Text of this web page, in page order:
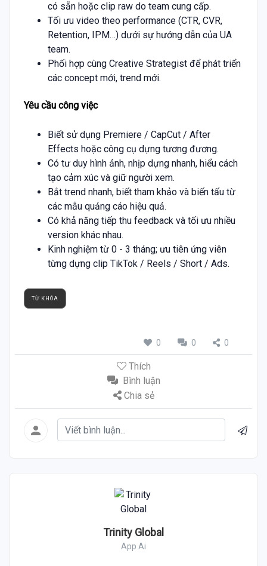
có sẵn hoặc clip raw do team cung cấp.
Tối ưu video theo performance (CTR, CVR,
Retention, IPM…) dưới sự hướng dẫn của UA
team.
Phối hợp cùng Creative Strategist để phát triển
các concept mới, trend mới.
Yêu cầu công việc
Biết sử dụng Premiere / CapCut / After
Effects hoặc công cụ dựng tương đương.
Có tư duy hình ảnh, nhịp dựng nhanh, hiểu cách
tạo cảm xúc và giữ người xem.
Bắt trend nhanh, biết tham khảo và biến tấu từ
các mẫu quảng cáo hiệu quả.
Có khả năng tiếp thu feedback và tối ưu nhiều
version khác nhau.
Kinh nghiệm từ 0 - 3 tháng; ưu tiên ứng viên
từng dựng clip TikTok / Reels / Short / Ads.
TỪ KHÓA
0 0 0
Thích
Bình luận
Chia sẻ
Trinity Global
App Ai